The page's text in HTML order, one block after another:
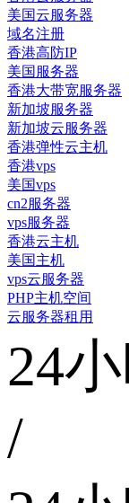
美国云服务器
域名注册
香港高防IP
美国服务器
香港大带宽服务器
新加坡服务器
新加坡云服务器
香港弹性云主机
香港vps
美国vps
cn2服务器
vps服务器
香港云主机
美国主机
vps云服务器
PHP主机空间
云服务器租用
24
/